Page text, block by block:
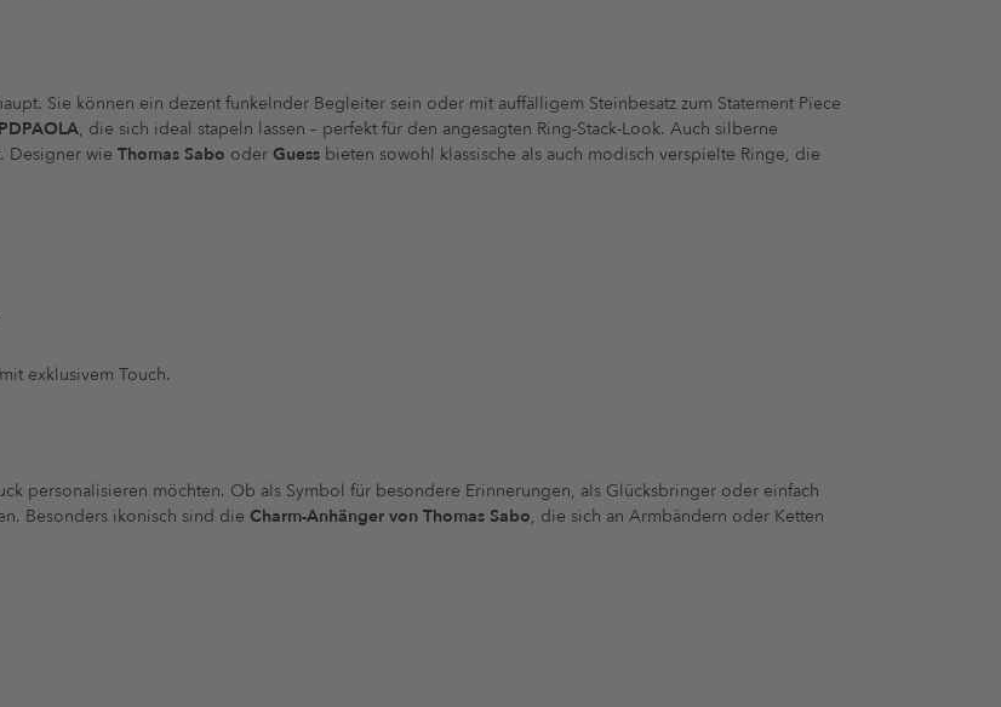
Sie können ein dezent funkelnder Begleiter sein oder mit auffälligem Steinbesatz zum Statement Piece
PDPAOLA, die sich ideal stapeln lassen – perfekt für den angesagten Ring-Stack-Look. Auch silberne
Designer wie Thomas Sabo oder Guessbieten sowohl klassische als auch modisch verspielte Ringe, die
exklusivem Touch.
personalisieren möchten. Ob als Symbol für besondere Erinnerungen, als Glücksbringer oder einfach
Besonders ikonisch sind die Charm-Anhänger von Thomas Sabo, die sich an Armbändern oder Ketten